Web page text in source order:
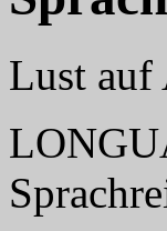
Lust auf